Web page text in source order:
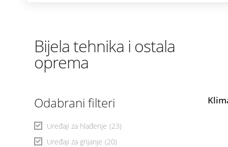
Bijela tehnika i ostala
oprema
Odabrani filteri
Uređaji za hlađenje (23)
Uređaji za grijanje (20)